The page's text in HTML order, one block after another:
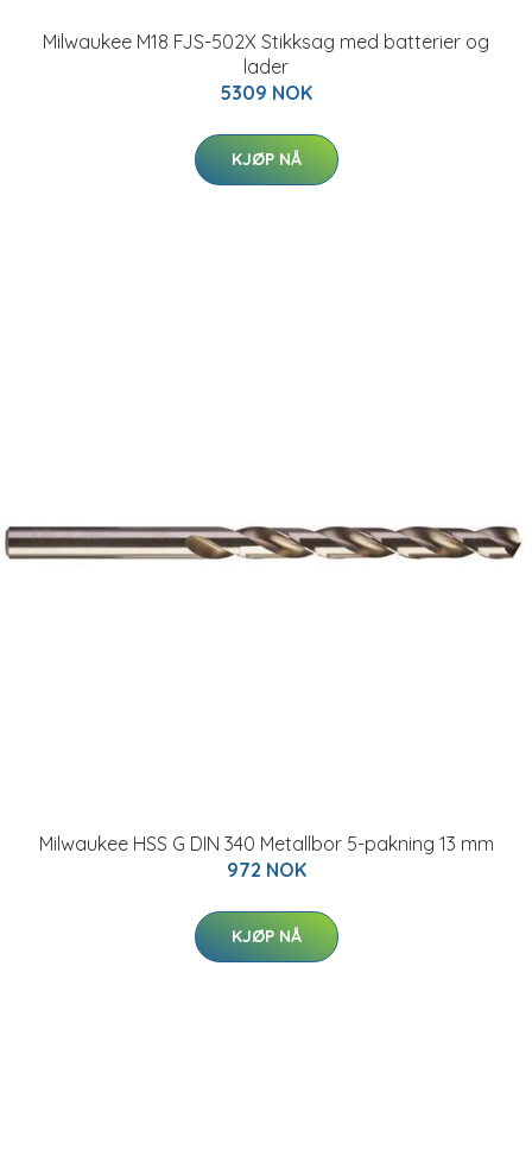
Milwaukee M18 FJS-502X Stikksag med batterier og
lader
5309 NOK
KJØP NÅ
Milwaukee HSS G DIN 340 Metallbor 5-pakning 13 mm
972 NOK
KJØP NÅ